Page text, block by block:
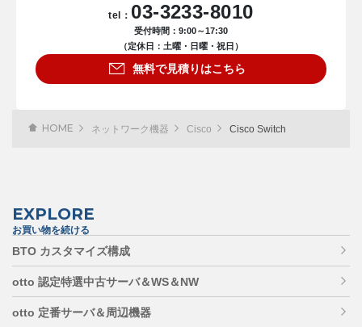
tel： 03-3233-8010
受付時間：9:00～17:30
（定休日：土曜・日曜・祝日）
無料で見積りはこちら
HOME ネットワーク機器 Cisco Cisco Switch
EXPLORE
お買い物を続ける
BTO カスタマイズ構成
otto 認定特選中古サーバ＆WS＆NW
otto 定番サーバ＆周辺機器